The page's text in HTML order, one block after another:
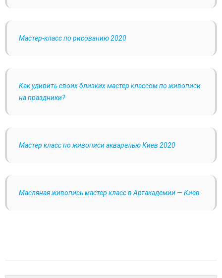
Мастер-класс по рисованию 2020
Как удивить своих близких мастер классом по живописи
на праздники?
Мастер класс по живописи акварелью Киев 2020
Масляная живопись мастер класс в Артакадемии — Киев